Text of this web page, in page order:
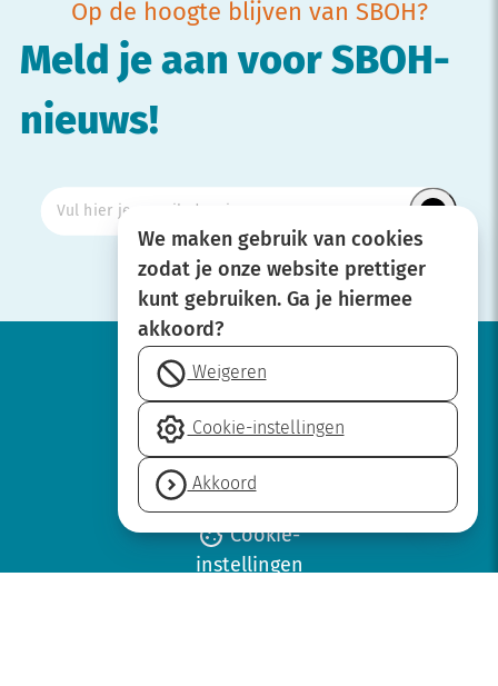
Op de hoogte blijven van SBOH?
Meld je aan voor SBOH-
nieuws!
Werken bij
Privacyverklaring
Cookie-
instellingen
We maken gebruik van cookies
zodat je onze website prettiger
kunt gebruiken. Ga je hiermee
akkoord?
Weigeren
Cookie-instellingen
Akkoord